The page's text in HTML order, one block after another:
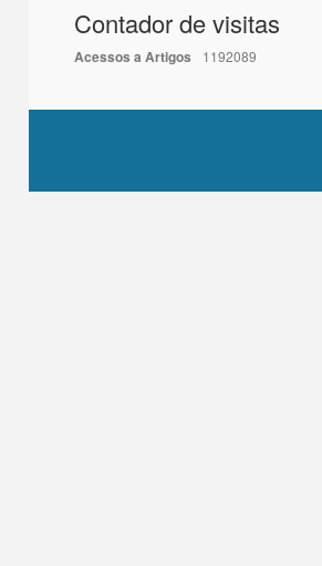
Contador de visitas
Acessos a Artigos 1192089